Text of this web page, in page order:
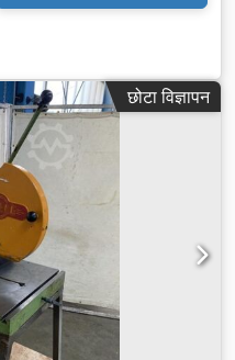
छोटा विज्ञापन